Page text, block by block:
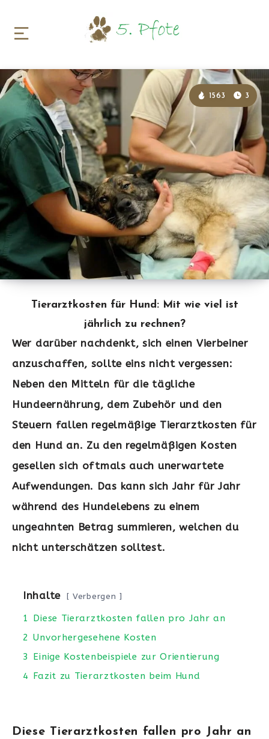
Tierarztkosten für Hund: Mit wie viel ist
jährlich zu rechnen?
1563 3
Wer darüber nachdenkt, sich einen Vierbeiner
anzuschaffen, sollte eins nicht vergessen:
Neben den Mitteln für die tägliche
Hundeernährung, dem Zubehör und den
Steuern fallen regelmäßige Tierarztkosten für
den Hund an. Zu den regelmäßigen Kosten
gesellen sich oftmals auch unerwartete
Aufwendungen. Das kann sich Jahr für Jahr
während des Hundelebens zu einem
ungeahnten Betrag summieren, welchen du
nicht unterschätzen solltest.
Inhalte Verbergen
1
Diese Tierarztkosten fallen pro Jahr an
2 Unvorhergesehene Kosten
3
Einige Kostenbeispiele zur Orientierung
4 Fazit zu Tierarztkosten beim Hund
Diese Tierarztkosten fallen pro Jahr an